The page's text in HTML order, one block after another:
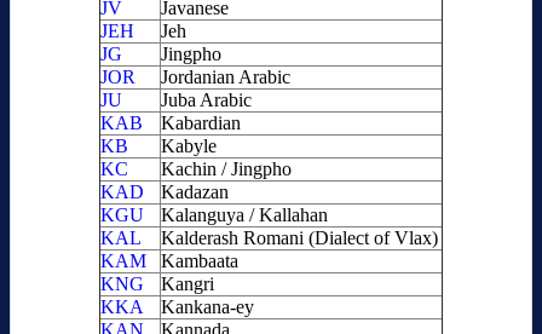
JV
Javanese
JEH
Jeh
JG
Jingpho
JOR
Jordanian Arabic
JU
Juba Arabic
KAB
Kabardian
KB
Kabyle
KC
Kachin / Jingpho
KAD
Kadazan
KGU
Kalanguya / Kallahan
KAL
Kalderash Romani (Dialect of Vlax)
KAM
Kambaata
KNG
Kangri
KKA
Kankana-ey